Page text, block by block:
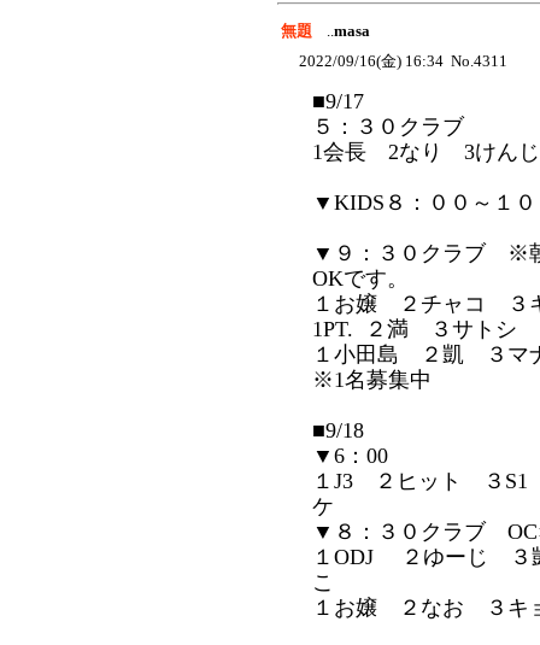
無題 ..masa
2022/09/16(金) 16:34 No.4311
■9/17
５：３０クラブ
1会長 2なり 3けん
▼KIDS８：００～１
▼９：３０クラブ ※
OKです。
１お嬢 ２チャコ ３
1PT. ２満 ３サトシ
１小田島 ２凱 ３マ
※1名募集中
■9/18
▼6：00
１J3 ２ヒット ３
ケ
▼８：３０クラブ
１ODJ ２ゆーじ
こ
１お嬢 ２なお ３キ